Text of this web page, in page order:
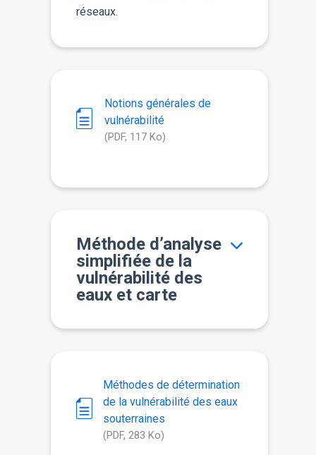
réseaux.
Notions générales de
vulnérabilité
(PDF, 117 Ko)
Méthode d’analyse
simplifiée de la
vulnérabilité des
eaux et carte
Méthodes de détermination
de la vulnérabilité des eaux
souterraines
(PDF, 283 Ko)